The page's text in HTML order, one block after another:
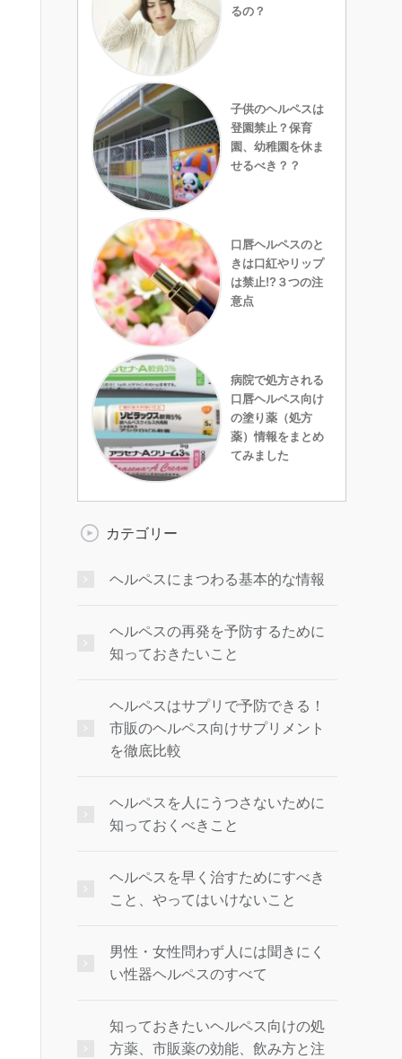
るの？
子供のヘルペスは
登園禁止？保育
園、幼稚園を休ま
せるべき？？
口唇ヘルペスのと
きは口紅やリップ
は禁止!?３つの注
意点
病院で処方される
口唇ヘルペス向け
の塗り薬（処方
薬）情報をまとめ
てみました
カテゴリー
ヘルペスにまつわる基本的な情報
ヘルペスの再発を予防するために
知っておきたいこと
ヘルペスはサプリで予防できる！
市販のヘルペス向けサプリメント
を徹底比較
ヘルペスを人にうつさないために
知っておくべきこと
ヘルペスを早く治すためにすべき
こと、やってはいけないこと
男性・女性問わず人には聞きにく
い性器ヘルペスのすべて
知っておきたいヘルペス向けの処
方薬、市販薬の効能、飲み方と注